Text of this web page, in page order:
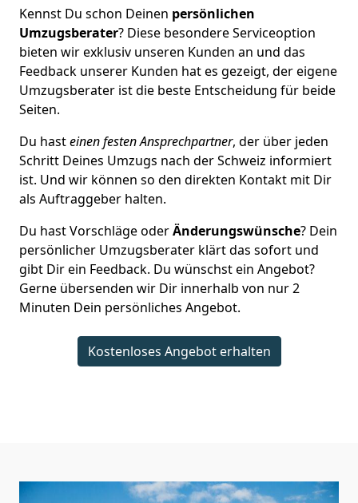
Kennst Du schon Deinen persönlichen
Umzugsberater? Diese besondere Serviceoption
bieten wir exklusiv unseren Kunden an und das
Feedback unserer Kunden hat es gezeigt, der eigene
Umzugsberater ist die beste Entscheidung für beide
Seiten.
Du hasteinen festen Ansprechpartner, der über jeden
Schritt Deines Umzugs nach der Schweiz informiert
ist. Und wir können so den direkten Kontakt mit Dir
als Auftraggeber halten.
Du hast Vorschläge oderÄnderungswünsche? Dein
persönlicher Umzugsberater klärt das sofort und
gibt Dir ein Feedback. Du wünschst ein Angebot?
Gerne übersenden wir Dir innerhalb von nur2
Minuten Dein persönliches Angebot.
Kostenloses Angebot erhalten